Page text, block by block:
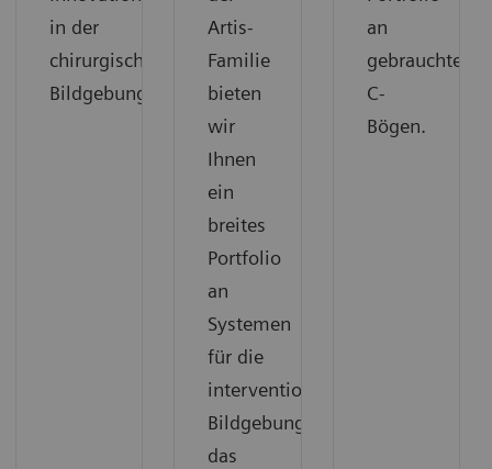
in der
chirurgischen
Bildgebung
Artis-
Familie
bieten
wir
Ihnen
ein
breites
Portfolio
an
Systemen
für die
interventionelle
Bildgebung,
das
an
gebrauchten
C-
Bögen.